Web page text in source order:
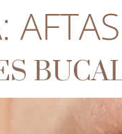
AFTAS